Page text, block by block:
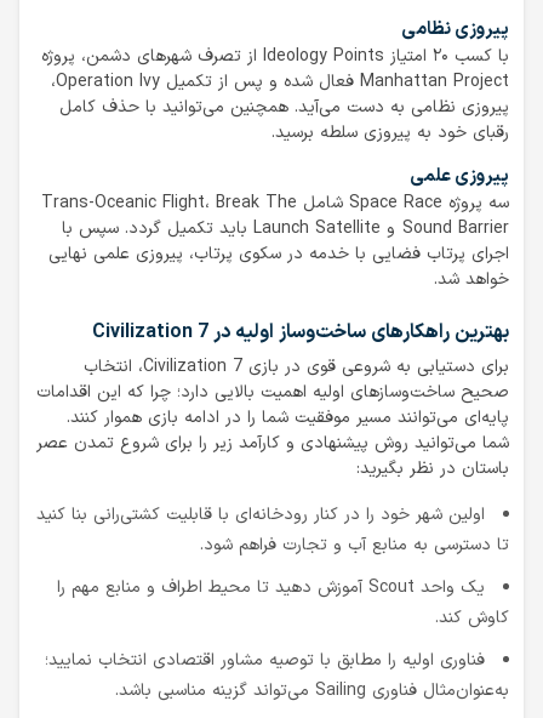
پیروزی نظامی
با کسب ۲۰ امتیاز Ideology Points از تصرف شهرهای دشمن، پروژه
Manhattan Project فعال شده و پس از تکمیل Operation Ivy،
پیروزی نظامی به دست می‌آید. همچنین می‌توانید با حذف کامل
رقبای خود به پیروزی سلطه برسید.
پیروزی علمی
سه پروژه Space Race شامل Trans-Oceanic Flight، Break The
Sound Barrier و Launch Satellite باید تکمیل گردد. سپس با
اجرای پرتاب فضایی با خدمه در سکوی پرتاب، پیروزی علمی نهایی
خواهد شد.
بهترین راهکارهای ساخت‌وساز اولیه در Civilization 7
برای دستیابی به شروعی قوی در بازی Civilization 7، انتخاب
صحیح ساخت‌وسازهای اولیه اهمیت بالایی دارد؛ چرا که این اقدامات
پایه‌ای می‌توانند مسیر موفقیت شما را در ادامه بازی هموار کنند.
شما می‌توانید روش پیشنهادی و کارآمد زیر را برای شروع تمدن عصر
باستان در نظر بگیرید:
اولین شهر خود را در کنار رودخانه‌ای با قابلیت کشتی‌رانی بنا کنید
تا دسترسی به منابع آب و تجارت فراهم شود.
یک واحد Scout آموزش دهید تا محیط اطراف و منابع مهم را
کاوش کند.
فناوری اولیه را مطابق با توصیه مشاور اقتصادی انتخاب نمایید؛
به‌عنوان‌مثال فناوری Sailing می‌تواند گزینه مناسبی باشد.